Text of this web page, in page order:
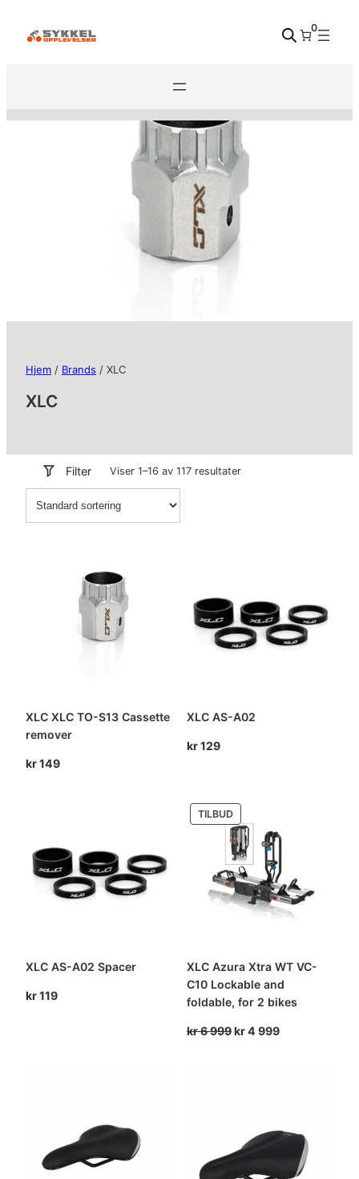
0
Hjem / Brands / XLC
XLC
Filter Viser 1–16 av 117 resultater
XLC XLC TO-S13 Cassette
remover
kr149
XLC AS-A02
kr129
XLC AS-A02 Spacer
kr119
TILBUDPRODUKT
PÅ
SALG
XLC Azura Xtra WT VC-
C10 Lockable and
foldable, for 2 bikes
kr6 999Opprinnelig
kr4 999Nåværende